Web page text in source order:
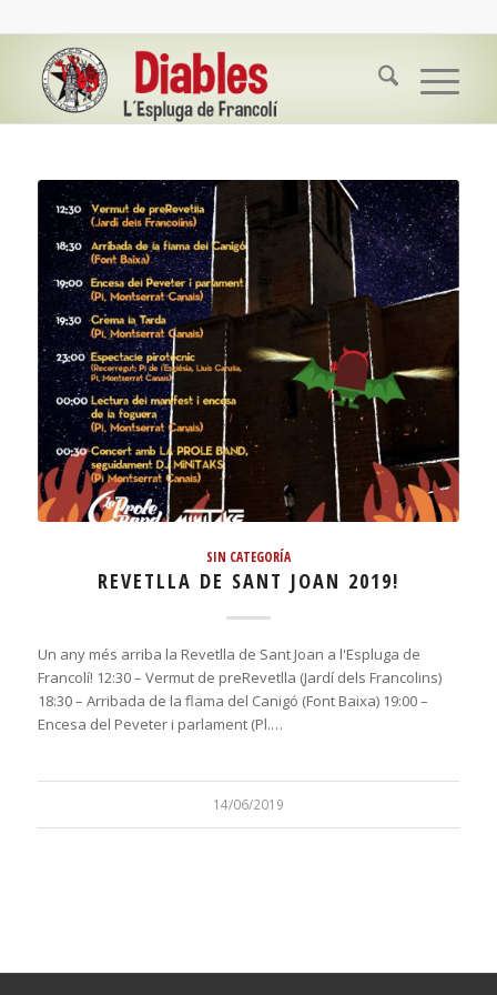
SIN CATEGORÍA
REVETLLA DE SANT JOAN 2019!
Un any més arriba la Revetlla de Sant Joan a l'Espluga de
Francolí! 12:30 – Vermut de preRevetlla (Jardí dels Francolins)
18:30 – Arribada de la flama del Canigó (Font Baixa) 19:00 –
Encesa del Peveter i parlament (Pl.…
14/06/2019